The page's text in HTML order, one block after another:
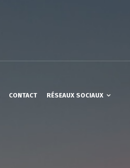
CONTACT RÉSEAUX SOCIAUX